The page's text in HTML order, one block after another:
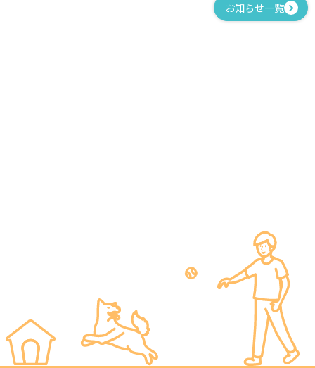
お知らせ一覧